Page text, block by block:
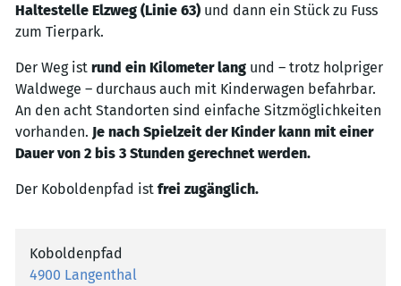
Haltestelle Elzweg (Linie 63) und dann ein Stück zu Fuss
zum Tierpark.
Der Weg ist rund ein Kilometer lang und – trotz holpriger
Waldwege – durchaus auch mit Kinderwagen befahrbar.
An den acht Standorten sind einfache Sitzmöglichkeiten
vorhanden. Je nach Spielzeit der Kinder kann mit einer
Dauer von 2 bis 3 Stunden gerechnet werden.
Der Koboldenpfad ist frei zugänglich.
Koboldenpfad
4900 Langenthal